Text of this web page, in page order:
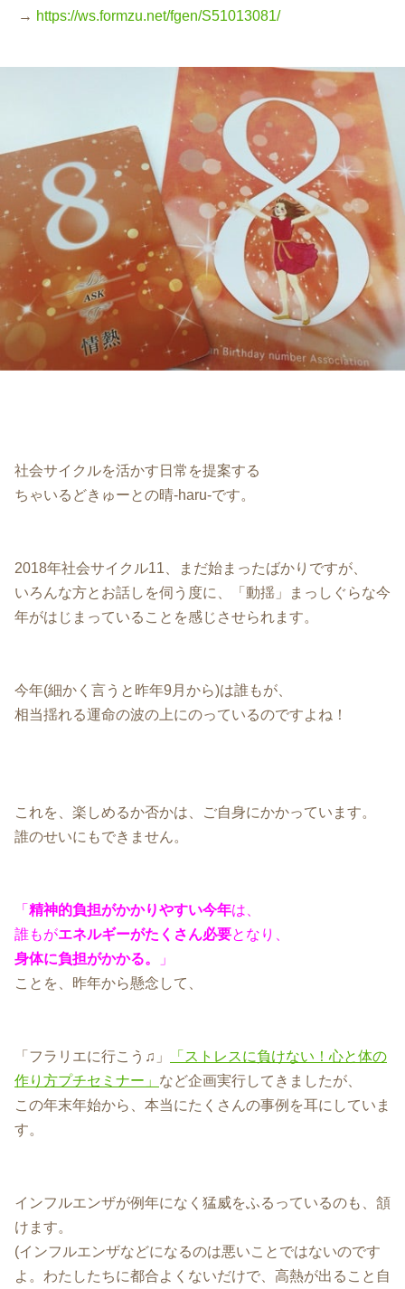
→ https://ws.formzu.net/fgen/S51013081/
社会サイクルを活かす日常を提案する
ちゃいるどきゅーとの晴-haru-です。
2018年社会サイクル11、まだ始まったばかりですが、
いろんな方とお話しを伺う度に、「動揺」まっしぐらな今
年がはじまっていることを感じさせられます。
今年(細かく言うと昨年9月から)は誰もが、
相当揺れる運命の波の上にのっているのですよね！
これを、楽しめるか否かは、ご自身にかかっています。
誰のせいにもできません。
「 精神的負担がかかりやすい今年は、
誰もがエネルギーがたくさん必要となり、
身体に負担がかかる。
」
ことを、昨年から懸念して、
「フラリエに行こう♫」
「ストレスに負けない！心と体の
作り方プチセミナー」 など企画実行してきましたが、
この年末年始から、本当にたくさんの事例を耳にしていま
す。
インフルエンザが例年になく猛威をふるっているのも、頷
けます。
(インフルエンザなどになるのは悪いことではないのです
よ。わたしたちに都合よくないだけで、高熱が出ること自